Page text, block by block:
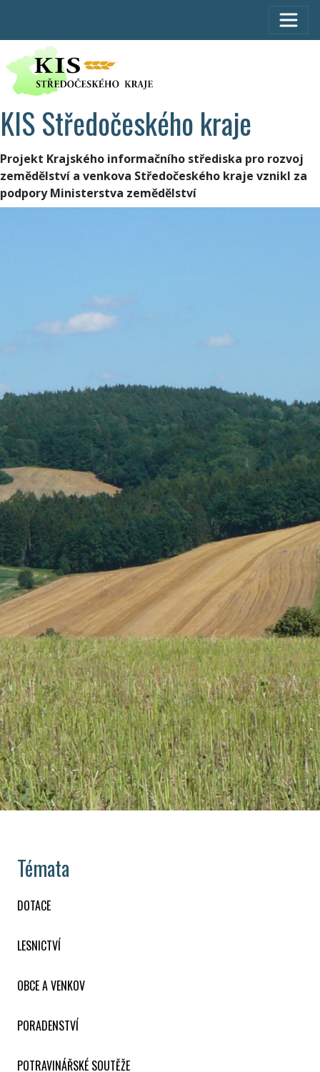
KIS Středočeského kraje
Projekt Krajského informačního střediska pro rozvoj
zemědělství a venkova Středočeského kraje vznikl za
podpory Ministerstva zemědělství
Témata
DOTACE
LESNICTVÍ
OBCE A VENKOV
PORADENSTVÍ
POTRAVINÁŘSKÉ SOUTĚŽE